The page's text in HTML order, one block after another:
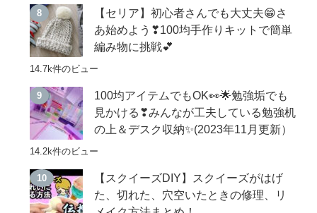
【セリア】初心者さんでも大丈夫😁さ
あ始めよう❣100均手作りキットで簡単
編み物に挑戦💕
14.7k件のビュー
100均アイテムでもOK👀🌟勉強垢でも
見かける❣みんなが工夫している勉強机
の上＆デスク収納✨(2023年11月更新）
14.2k件のビュー
【スクイーズDIY】スクイーズがはげ
た、切れた、穴空いたときの修理、リ